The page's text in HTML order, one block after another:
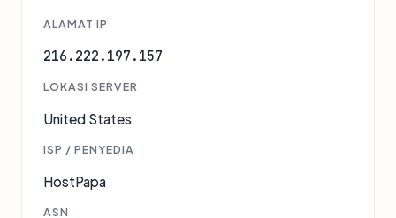
ALAMAT IP
216.222.197.157
LOKASI SERVER
United States
ISP / PENYEDIA
HostPapa
ASN